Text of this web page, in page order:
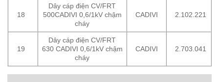
18
Dây cáp điện CV/FRT
500CADIVI 0,6/1kV chậm
cháy
CADIVI 2.102.221
19
Dây cáp điện CV/FRT
630 CADIVI 0,6/1kV chậm
cháy
CADIVI 2.703.041